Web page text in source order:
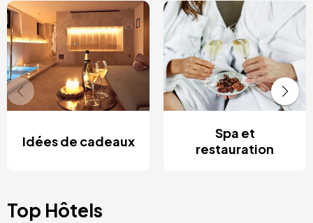
Idées de cadeaux
Spa et
restauration
Top Hôtels